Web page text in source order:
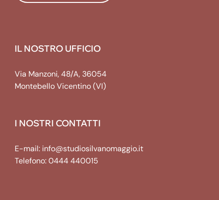
IL NOSTRO UFFICIO
Via Manzoni, 48/A, 36054
Montebello Vicentino (VI)
I NOSTRI CONTATTI
E-mail: info@studiosilvanomaggio.it
Telefono:0444 440015